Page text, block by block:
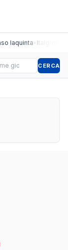
Iaquinta• Italgronda
CERCA